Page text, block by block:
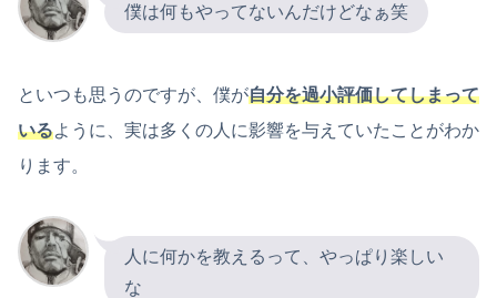
僕は何もやってないんだけどなぁ笑
といつも思うのですが、僕が自分を過小評価してしまって
いるように、実は多くの人に影響を与えていたことがわか
ります。
人に何かを教えるって、やっぱり楽しい
な